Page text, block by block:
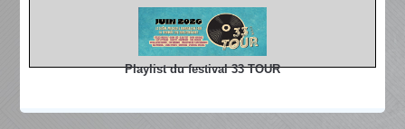
Playlist du festival 33 TOUR